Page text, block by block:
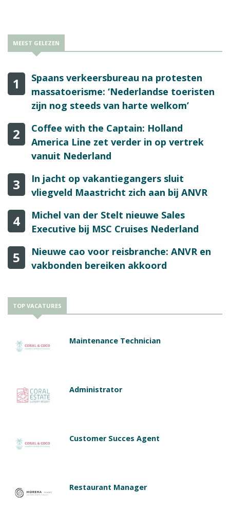
MEEST GELEZEN
1
Spaans verkeersbureau na protesten
massatoerisme: ‘Nederlandse toeristen
zijn nog steeds van harte welkom’
2
Coffee with the Captain: Holland
America Line zet verder in op vertrek
vanuit Nederland
3
In jacht op vakantiegangers sluit
vliegveld Maastricht zich aan bij ANVR
4
Michel van der Stelt nieuwe Sales
Executive bij MSC Cruises Nederland
5
Nieuwe cao voor reisbranche: ANVR en
vakbonden bereiken akkoord
TOP VACATURES
Maintenance Technician
Administrator
Customer Succes Agent
Restaurant Manager